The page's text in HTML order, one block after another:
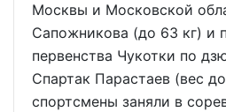
Москвы и Московской
Сапожникова (до 63 кг) и
первенства Чукотки по
Спартак Парастаев (вес
спортсмены заняли в